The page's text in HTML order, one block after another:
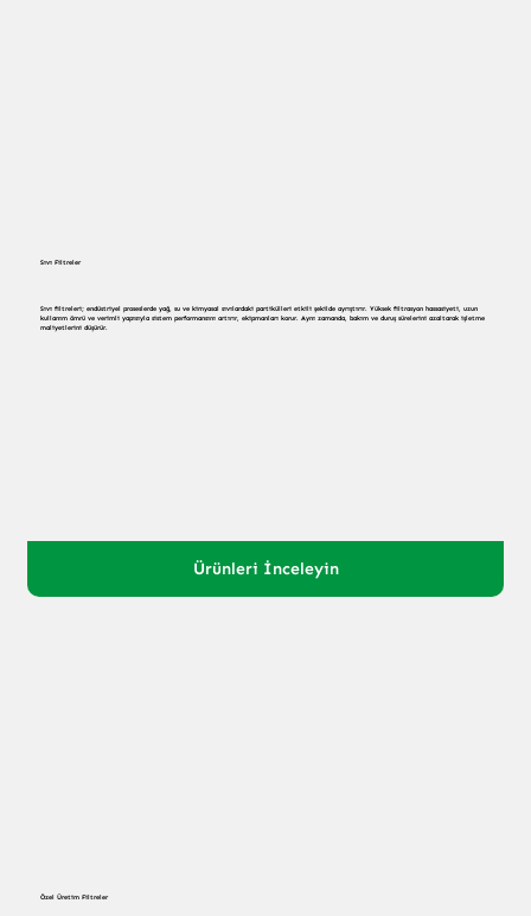
Sıvı Filtreler
Sıvı filtreleri; endüstriyel proseslerde yağ, su ve kimyasal sıvılardaki partikülleri etkili şekilde ayrıştırır. Yüksek filtrasyon hassasiyeti, uzun
kullanım ömrü ve verimli yapısıyla sistem performansını artırır, ekipmanları korur. Aynı zamanda, bakım ve duruş sürelerini azaltarak işletme
maliyetlerini düşürür.
Ürünleri İnceleyin
Özel Üretim Filtreler